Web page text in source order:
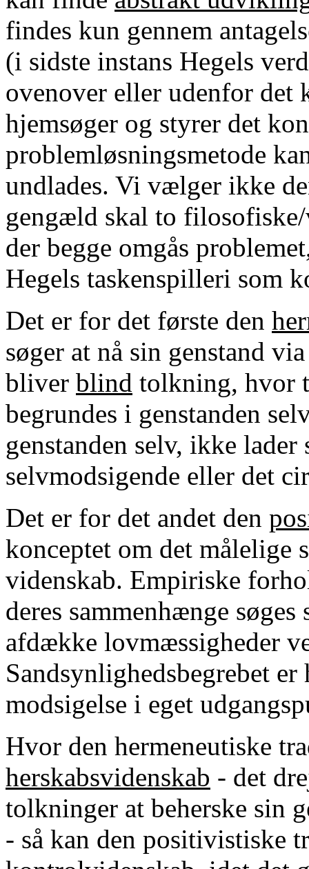
findes kun gennem
(i sidste instans Hegels
ovenover eller udenfor det
hjemsøger og styrer det
problemløsningsmetode
undlades. Vi vælger ikke
gengæld skal to
der begge omgås
Hegels taskenspilleri som
Det er for det første den
søger at nå sin genstand
bliver blind tolkning, hvor
begrundes i genstanden
genstanden selv, ikke
selvmodsigende eller det
Det er for det andet den
konceptet om det målelige
videnskab. Empiriske
deres sammenhænge
afdække lovmæssigheder
Sandsynlighedsbegrebet
modsigelse i eget
Hvor den hermeneutiske
herskabsvidenskab - det
tolkninger at beherske sin
- så kan den positivistiske